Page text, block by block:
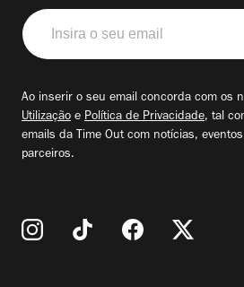
Insira
o
seu
Ao inserir o seu email concorda com os
Utilização e Política de Privacidade, tal
emails da Time Out com notícias,
parceiros.